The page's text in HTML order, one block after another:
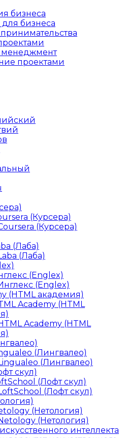
бизнеса
бизнеса
менеджмент
проектами
(Курсера)
(Курсера)
(Лаба)
(Лаба)
(Englex)
(Englex)
(HTML академия)
Academy (HTML
Academy (HTML
(Лингвалео)
(Лингвалео)
скул)
(Лофт скул)
(Лофт скул)
(Нетология)
(Нетология)
интеллекта